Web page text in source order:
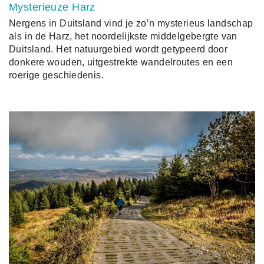
Mysterieuze Harz
Nergens in Duitsland vind je zo’n mysterieus landschap
als in de Harz, het noordelijkste middelgebergte van
Duitsland. Het natuurgebied wordt getypeerd door
donkere wouden, uitgestrekte wandelroutes en een
roerige geschiedenis.